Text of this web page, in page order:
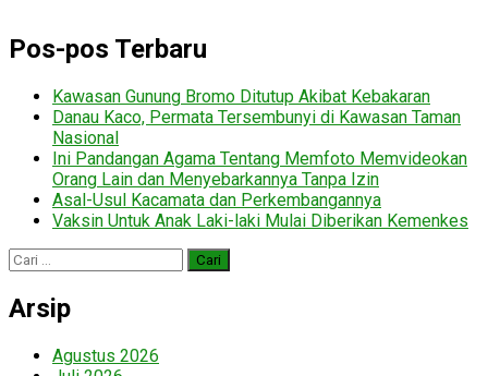
Pos-pos Terbaru
Kawasan Gunung Bromo Ditutup Akibat Kebakaran
Danau Kaco, Permata Tersembunyi di Kawasan Taman
Nasional
Ini Pandangan Agama Tentang Memfoto Memvideokan
Orang Lain dan Menyebarkannya Tanpa Izin
Asal-Usul Kacamata dan Perkembangannya
Vaksin Untuk Anak Laki-laki Mulai Diberikan Kemenkes
Cari
untuk:
Arsip
Agustus 2026